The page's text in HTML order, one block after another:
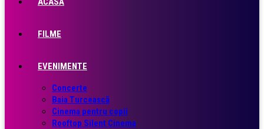
FILME
EVENIMENTE
Concerte
Baia Turcească
Cinema pentru copii
Rooftop Silent Cinema